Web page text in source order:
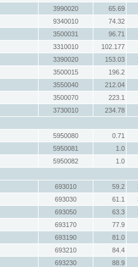
3990020
65.69
9340010
74.32
3500031 96.71
3310010
102.177
3390020 153.03
3500015
196.2
3550040 212.04
3500070
223.1
3730010
234.78
5950080
0.71
5950081
1.0
5950082
1.0
693010 59.2
693030 61.1
693050 63.3
693170
77.9
693190
81.0
693210
84.4
693230
88.9